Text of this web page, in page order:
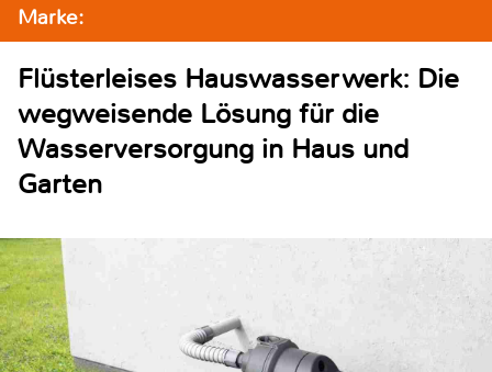
Marke:
Flüsterleises Hauswasserwerk: Die
wegweisende Lösung für die
Wasserversorgung in Haus und
Garten